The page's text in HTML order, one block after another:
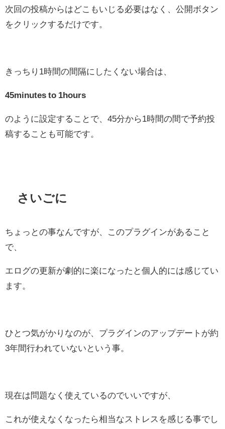
次回の投稿からはどこもいじる必要はなく、公開ボタン
をクリックするだけです。
きっちり1時間の間隔にしたくない場合は、
45minutes to 1hours
のように設定することで、45分から1時間の間で予約投
稿することも可能です。
さいごに
ちょっとの事なんですが、このプラグインがあること
で、
エログの更新が劇的に楽になったと個人的には感じてい
ます。
ひとつ気がかりなのが、プラグインのアップデートが約
3年間行われていないという事。
現在は問題なく使えているのでいいですが、
これが使えなくなったら相当なストレスを感じる事でし